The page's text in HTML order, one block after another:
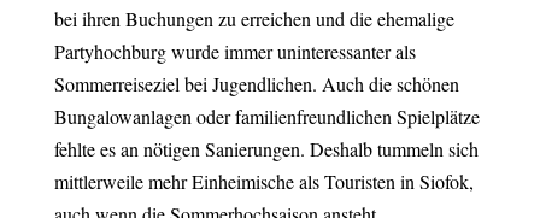
bei ihren Buchungen zu erreichen und die ehemalige
Partyhochburg wurde immer uninteressanter als
Sommerreiseziel bei Jugendlichen. Auch die schönen
Bungalowanlagen oder familienfreundlichen Spielplätze
fehlte es an nötigen Sanierungen. Deshalb tummeln sich
mittlerweile mehr Einheimische als Touristen in Siofok,